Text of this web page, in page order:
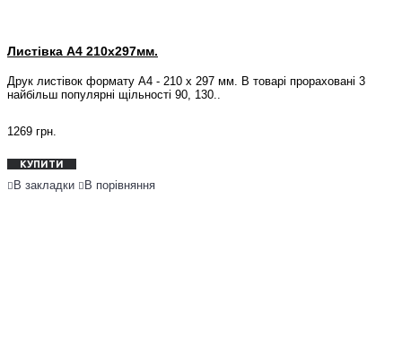
Листівка А4 210x297мм.
Друк листівок формату А4 - 210 х 297 мм. В товарі прораховані 3
найбільш популярні щільності 90, 130..
1269 грн.
КУПИТИ
В закладки В порівняння